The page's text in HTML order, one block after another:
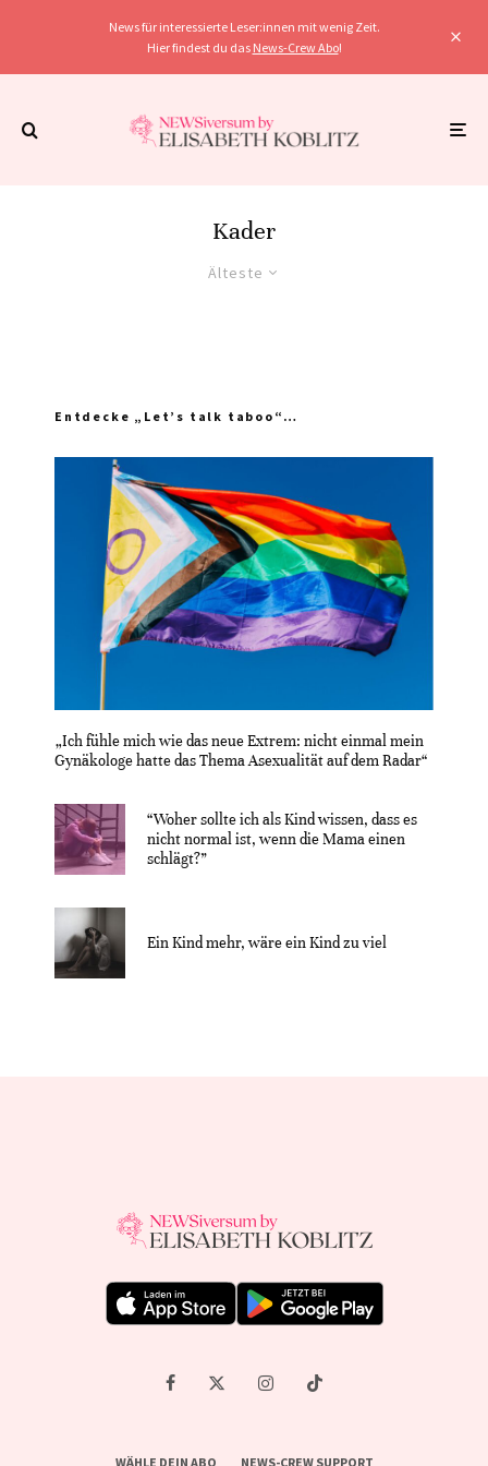
News für interessierte Leser:innen mit wenig Zeit.
Hier findest du das News-Crew Abo!
Kader
Älteste
Entdecke „Let’s talk taboo“…
„Ich fühle mich wie das neue Extrem: nicht einmal mein
Gynäkologe hatte das Thema Asexualität auf dem Radar“
“Woher sollte ich als Kind wissen, dass es
nicht normal ist, wenn die Mama einen
schlägt?”
Ein Kind mehr, wäre ein Kind zu viel
WÄHLE DEIN ABO NEWS-CREW SUPPORT